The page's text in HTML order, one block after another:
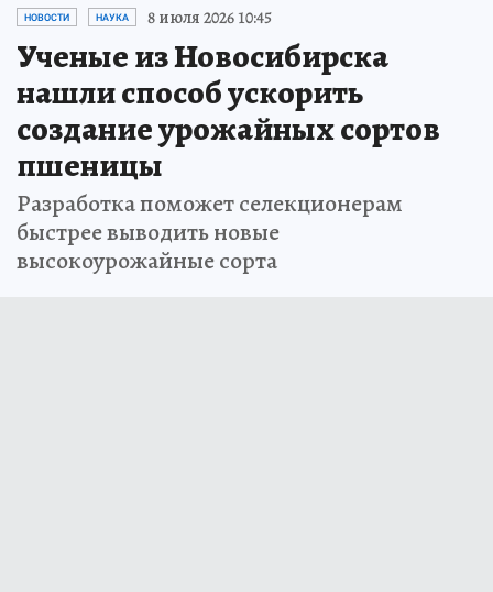
НОВОСТИ НАУКА 8 июля 2026 10:45
Ученые из Новосибирска
нашли способ ускорить
создание урожайных сортов
пшеницы
Разработка поможет селекционерам
быстрее выводить новые
высокоурожайные сорта